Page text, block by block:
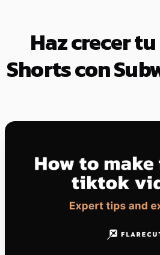
Haz crecer
Shorts con